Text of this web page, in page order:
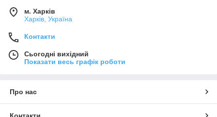
м. Харків
Харків, Україна
Контакти
Сьогодні вихідний
Показати весь графік роботи
Про нас